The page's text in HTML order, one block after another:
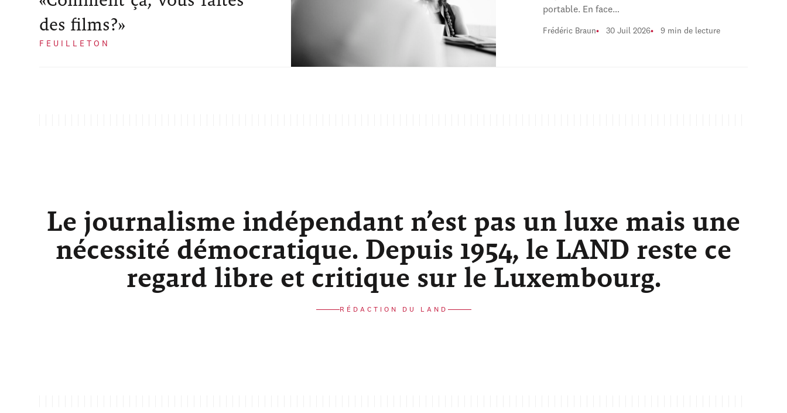
des films?»
FEUILLETON
portable. En face…
Frédéric Braun 30 Juil 2026 9 min de lecture
Le journalisme indépendant n’est pas un luxe mais une
nécessité démocratique. Depuis 1954, le LAND reste ce
regard libre et critique sur le Luxembourg.
RÉDACTION DU LAND